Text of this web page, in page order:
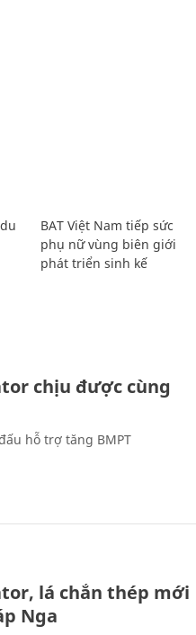
BAT Việt Nam tiếp sức
phụ nữ vùng biên giới
phát triển sinh kế
chịu được cùng
hỗ trợ tăng BMPT
lá chắn thép mới
Nga